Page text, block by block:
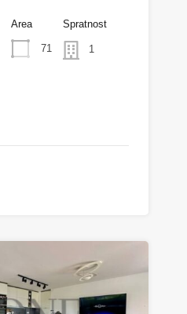
Area
71
Spratnost
1